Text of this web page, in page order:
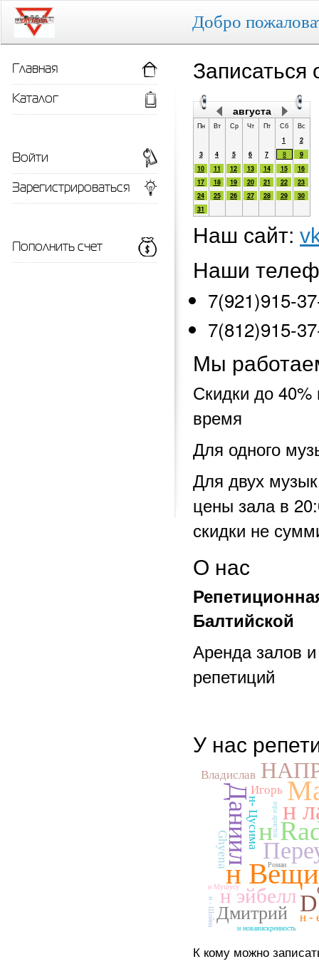
Добро
Записаться
августа
Пн Вт Ср Чт Пт Сб
Вс
1
2
3
4 5 6 7 8
9
10
11 12 13 14 15
16
17
18 19 20 21 22
23
24
25 26 27 28 29
30
31
Наш сайт:
Наши
7(921)915-
7(812)915-
Мы
Скидки до 40%
время
Для одного
Для двух
цены зала в
скидки не
О нас
Балтийской
Аренда залов
репетиций
У нас
н
н
н
Даниил
н эйбелл
Дмитрий
н- Цусима
Ghyena
н -
Игорь
Владислав
н Мушусу
Роман
н новаяискренность
юра аристов
н - Шойна
К кому можно
Главная
Каталог
Войти
Зарегистрироваться
Пополнить счет